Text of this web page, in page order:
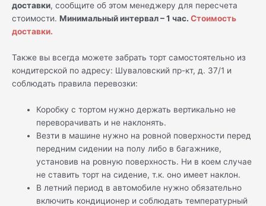
доставки, сообщите об этом менеджеру для пересчета
стоимости. Минимальный интервал – 1 час. Стоимость
доставки.
Также вы всегда можете забрать торт самостоятельно из
кондитерской по адресу: Шуваловский пр-кт, д. 37/1 и
соблюдать правила перевозки:
Коробку с тортом нужно держать вертикально не
переворачивать и не наклонять.
Везти в машине нужно на ровной поверхности перед
передним сидении на полу либо в багажнике,
установив на ровную поверхность. Ни в коем случае
не ставить торт на сидение, т.к. оно имеет наклон.
В летний период в автомобиле нужно обязательно
включить кондиционер и соблюдать температурный